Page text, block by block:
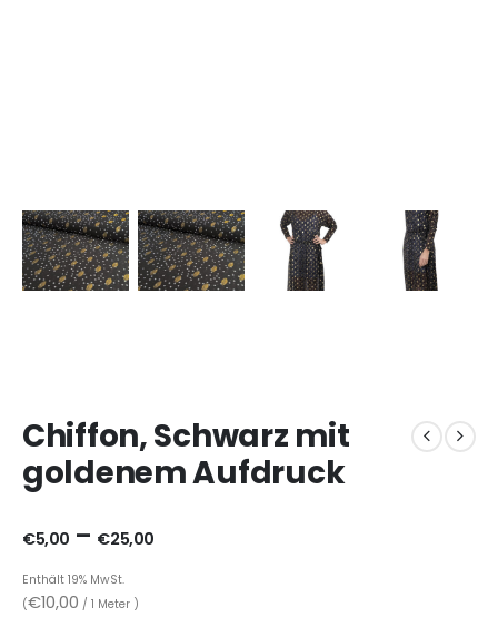
Chiffon, Schwarz mit
goldenem Aufdruck
€5,00 – €25,00
Enthält 19% MwSt.
(€10,00 / 1 Meter )